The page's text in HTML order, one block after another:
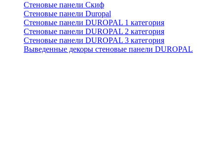
Стеновые панели Скиф
Стеновые панели Duropal
Стеновые панели DUROPAL 1 категория
Стеновые панели DUROPAL 2 категория
Стеновые панели DUROPAL 3 категория
Выведенные декоры стеновые панели DUROPAL